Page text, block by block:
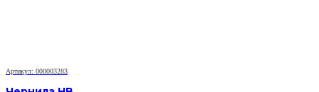
Артикул: 000003283